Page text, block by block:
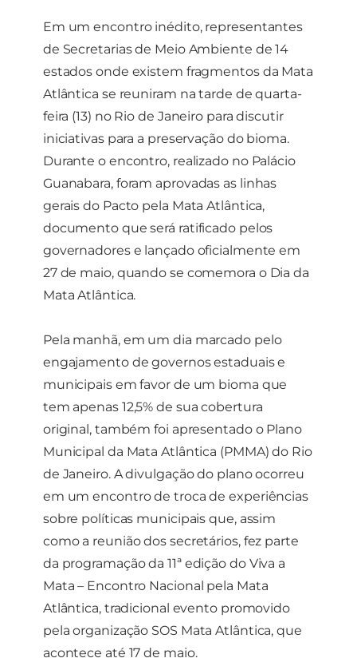
Em um encontro inédito, representantes
de Secretarias de Meio Ambiente de 14
estados onde existem fragmentos da Mata
Atlântica se reuniram na tarde de quarta-
feira (13) no Rio de Janeiro para discutir
iniciativas para a preservação do bioma.
Durante o encontro, realizado no Palácio
Guanabara, foram aprovadas as linhas
gerais do Pacto pela Mata Atlântica,
documento que será ratificado pelos
governadores e lançado oficialmente em
27 de maio, quando se comemora o Dia da
Mata Atlântica.
Pela manhã, em um dia marcado pelo
engajamento de governos estaduais e
municipais em favor de um bioma que
tem apenas 12,5% de sua cobertura
original, também foi apresentado o Plano
Municipal da Mata Atlântica (PMMA) do Rio
de Janeiro. A divulgação do plano ocorreu
em um encontro de troca de experiências
sobre políticas municipais que, assim
como a reunião dos secretários, fez parte
da programação da 11ª edição do Viva a
Mata – Encontro Nacional pela Mata
Atlântica, tradicional evento promovido
pela organização SOS Mata Atlântica, que
acontece até 17 de maio.
melhorar a
funcionalidade
e a estrutura
do site, com
base em
como o site é
usado.
Experiência
nosso site
funcione o
durante a sua
visita. Se você
cookies,
desaparecerão
do site.
Marketing
Ao compartilhar
seus interesses e
comportamento
ao visitar nosso
site, você
aumenta a
chance de ver
conteúdo e
personalizadas.